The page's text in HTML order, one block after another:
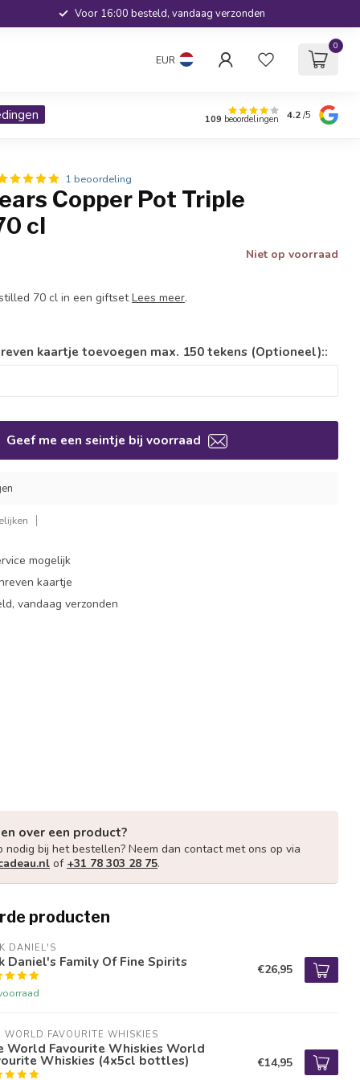
Voor 16:00 besteld, vandaag verzonden
EUR
0
109 beoordelingen 4.2/5
1 beoordeling
Copper Pot Triple
cl
Niet op voorraad
70 cl in een giftsetLees meer.
kaartje toevoegen max. 150 tekens (Optioneel)::
Geef me een seintje bij voorraad
mogelijk
kaartje
vandaag verzonden
over een product?
nodig bij het bestellen? Neem dan contact met ons op via
of +31 78 303 28 75.
producten
DANIEL'S
Daniel's Family Of Fine Spirits €26,95
WORLD FAVOURITE WHISKIES
World Favourite Whiskies World
Whiskies (4x5cl bottles) €14,95